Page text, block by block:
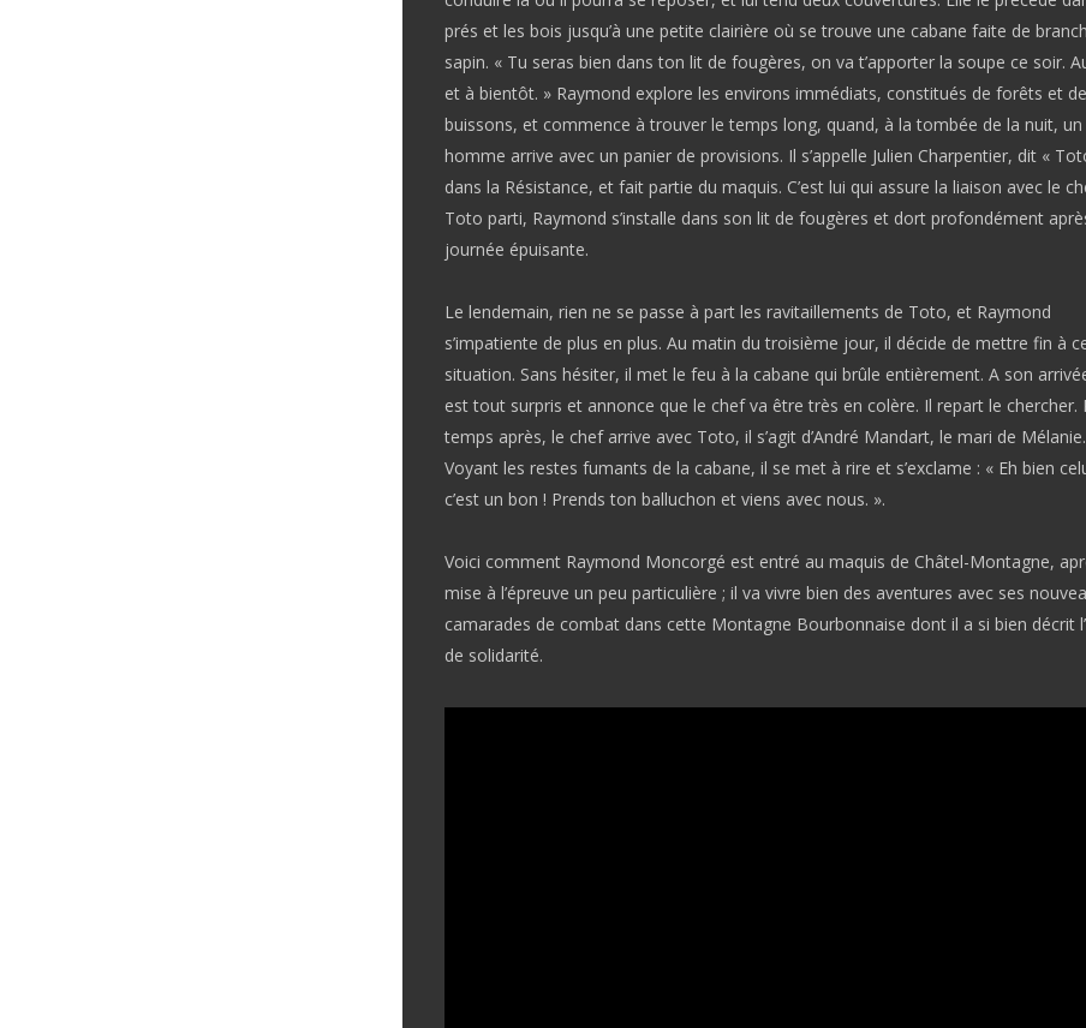
prés et les bois jusqu’à une petite clairière où se trouve une cabane faite de
sapin. « Tu seras bien dans ton lit de fougères, on va t’apporter la soupe ce soir.
et à bientôt. » Raymond explore les environs immédiats, constitués de forêts et de
buissons, et commence à trouver le temps long, quand, à la tombée de la nuit, un
homme arrive avec un panier de provisions. Il s’appelle Julien Charpentier, dit «
dans la Résistance, et fait partie du maquis. C’est lui qui assure la liaison avec le
Toto parti, Raymond s’installe dans son lit de fougères et dort profondément
journée épuisante.
Le lendemain, rien ne se passe à part les ravitaillements de Toto, et Raymond
s’impatiente de plus en plus. Au matin du troisième jour, il décide de mettre fin à
situation. Sans hésiter, il met le feu à la cabane qui brûle entièrement. A son
est tout surpris et annonce que le chef va être très en colère. Il repart le chercher.
temps après, le chef arrive avec Toto, il s’agit d’André Mandart, le mari de Mélanie.
Voyant les restes fumants de la cabane, il se met à rire et s’exclame : « Eh bien
c’est un bon ! Prends ton balluchon et viens avec nous. ».
Voici comment Raymond Moncorgé est entré au maquis de Châtel-Montagne,
mise à l’épreuve un peu particulière ; il va vivre bien des aventures avec ses
camarades de combat dans cette Montagne Bourbonnaise dont il a si bien décrit
de solidarité.